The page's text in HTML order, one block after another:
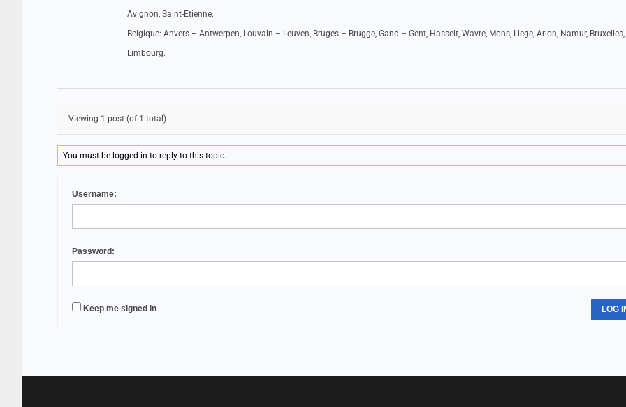
Avignon, Saint-Etienne.
Belgique: Anvers – Antwerpen, Louvain – Leuven, Bruges – Brugge, Gand – Gent, Hasselt, Wavre, Mons, Liege, Arlon, Namur, Bruxelles,
Limbourg.
Viewing 1 post (of 1 total)
You must be logged in to reply to this topic.
Username:
Password:
Keep me signed in LOG